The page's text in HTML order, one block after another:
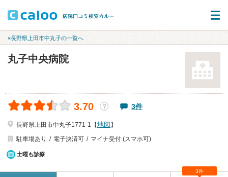
«長野県上田市中丸子の一覧へ
丸子中央病院
3.70 ？ 3件
長野県上田市中丸子1771-1【地図 】
駐車場あり
電子決済可 マイナ受付 (スマホ可)
土曜も診療
3件